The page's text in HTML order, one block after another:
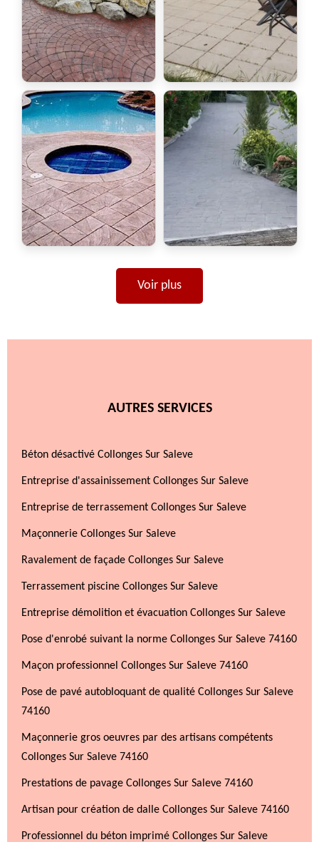
Voir plus
AUTRES SERVICES
Béton désactivé Collonges Sur Saleve
Entreprise d'assainissement Collonges Sur Saleve
Entreprise de terrassement Collonges Sur Saleve
Maçonnerie Collonges Sur Saleve
Ravalement de façade Collonges Sur Saleve
Terrassement piscine Collonges Sur Saleve
Entreprise démolition et évacuation Collonges Sur Saleve
Pose d'enrobé suivant la norme Collonges Sur Saleve 74160
Maçon professionnel Collonges Sur Saleve 74160
Pose de pavé autobloquant de qualité Collonges Sur Saleve
74160
Maçonnerie gros oeuvres par des artisans compétents
Collonges Sur Saleve 74160
Prestations de pavage Collonges Sur Saleve 74160
Artisan pour création de dalle Collonges Sur Saleve 74160
Professionnel du béton imprimé Collonges Sur Saleve